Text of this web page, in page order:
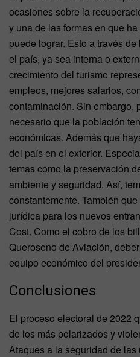
ocasiones sobre la
y una de las formas en que
puede lograr. Esto a través
el país, ya sea interna o
crecimiento del turismo
empleos, mejores salarios,
contaminación. Sin embargo,
necesario que la población
económicas. Además que
del país en el exterior.
temas como la preservación
ambiente y seguridad. Así,
constantemente. También
jurídica para los nuevos
Cost. Como el cobro de los
Queroseno de Aviación,
equipo económico del
Conclusiones
El proceso electoral de 2022
de los más polarizados y
Ataques a la seguridad de